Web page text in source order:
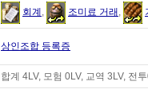
회계 , 조미료 거래 ,
상인조합 등록증
합계 4LV, 모험 0LV, 교역 3LV, 전